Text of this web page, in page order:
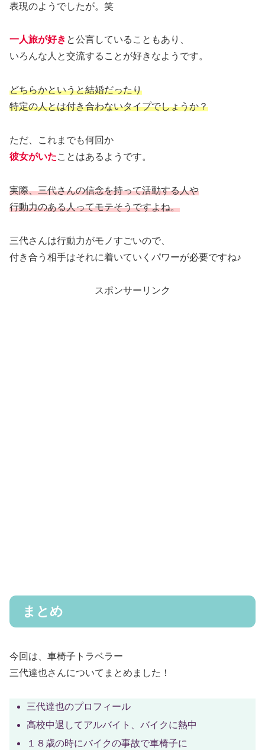
表現のようでしたが。笑
一人旅が好き と公言していることもあり、
いろんな人と交流することが好きなようです。
どちらかというと結婚だったり
特定の人とは付き合わないタイプでしょうか？
ただ、これまでも何回か
彼女がいたことはあるようです。
実際、三代さんの信念を持って活動する人や
行動力のある人ってモテそうですよね。
三代さんは行動力がモノすごいので、
付き合う相手はそれに着いていくパワーが必要ですね♪
スポンサーリンク
まとめ
今回は、車椅子トラベラー
三代達也さんについてまとめました！
三代達也のプロフィール
高校中退してアルバイト、バイクに熱中
１８歳の時にバイクの事故で車椅子に